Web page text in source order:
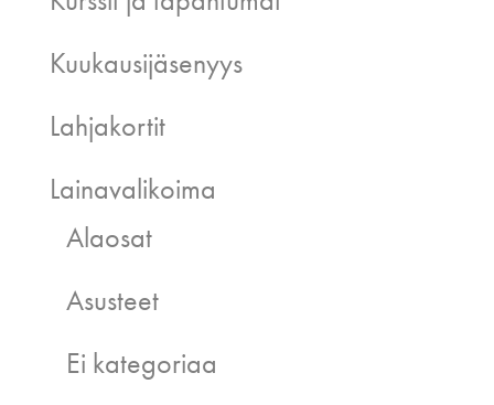
Kuukausijäsenyys
Lahjakortit
Lainavalikoima
Alaosat
Asusteet
Ei kategoriaa